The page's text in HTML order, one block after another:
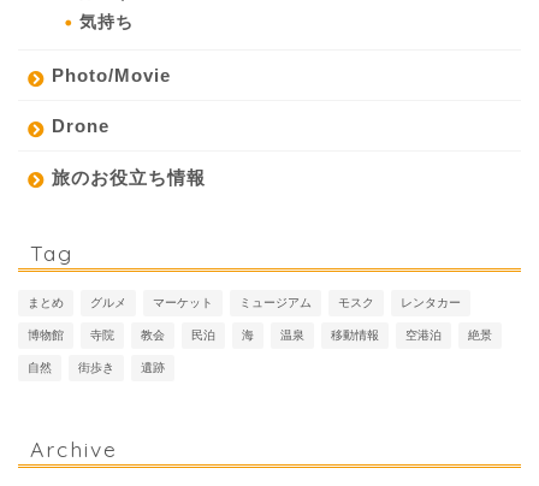
気持ち
Photo/Movie
Drone
旅のお役立ち情報
Tag
まとめ グルメ マーケット ミュージアム モスク レンタカー
博物館 寺院 教会 民泊 海 温泉 移動情報 空港泊 絶景
自然 街歩き 遺跡
Archive